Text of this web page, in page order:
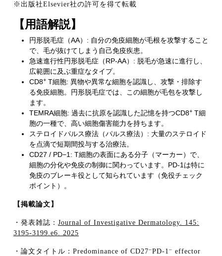
※出版社Elsevier社の許可を得て転載
【用語解説】
円形脱毛症（AA）: 自分の免疫細胞が毛根を攻撃すること
で、毛が抜けてしまう自己免疫疾患。
急速進行性円形脱毛症（RP-AA）: 脱毛が急速に進行し、
広範囲に及ぶ重症なタイプ。
CD8+ T細胞: 異物や異常な細胞を認識し、攻撃・排除す
る免疫細胞。円形脱毛症では、この細胞が毛包を攻撃し
ます。
TEMRA細胞: 過去に抗原を認識した記憶を持つCD8+ T細
胞の一種で、高い細胞傷害能力を持ちます。
ステロイドパルス療法（パルス療法）: 大量のステロイド
を点滴で短期間投与する治療法。
CD27 / PD−1: T細胞の表面にある分子（マーカー）で、
細胞の分化や免疫の制御に関わっています。PD-1は特に
免疫のブレーキ役として知られています（免役チェック
ポイント）。
【掲載論文】
・発表雑誌： Journal of Investigative Dermatology. 145:
3195-3199.e6. 2025
・論⽂タイトル：Predominance of CD27–PD-1– effector